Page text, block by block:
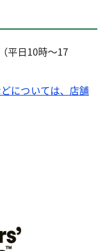
平日10時～17
については、店舗